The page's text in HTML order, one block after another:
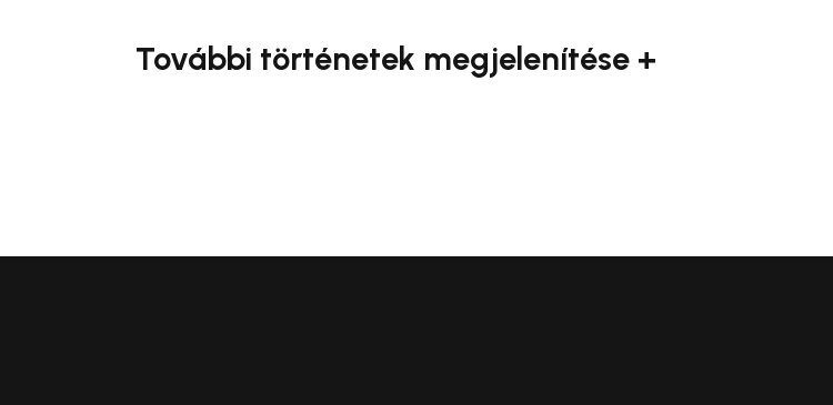
További történetek megjelenítése +